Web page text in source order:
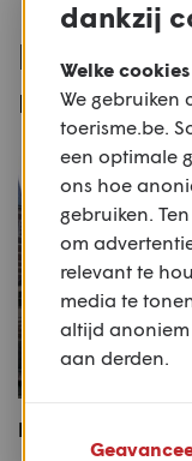
Populaire
motor
Herk-dinant
dankzij
Welke
We gebruiken
toerisme.be.
een optimale
ons hoe
gebruiken.
om
relevant te
media te
altijd anoniem
aan derden.